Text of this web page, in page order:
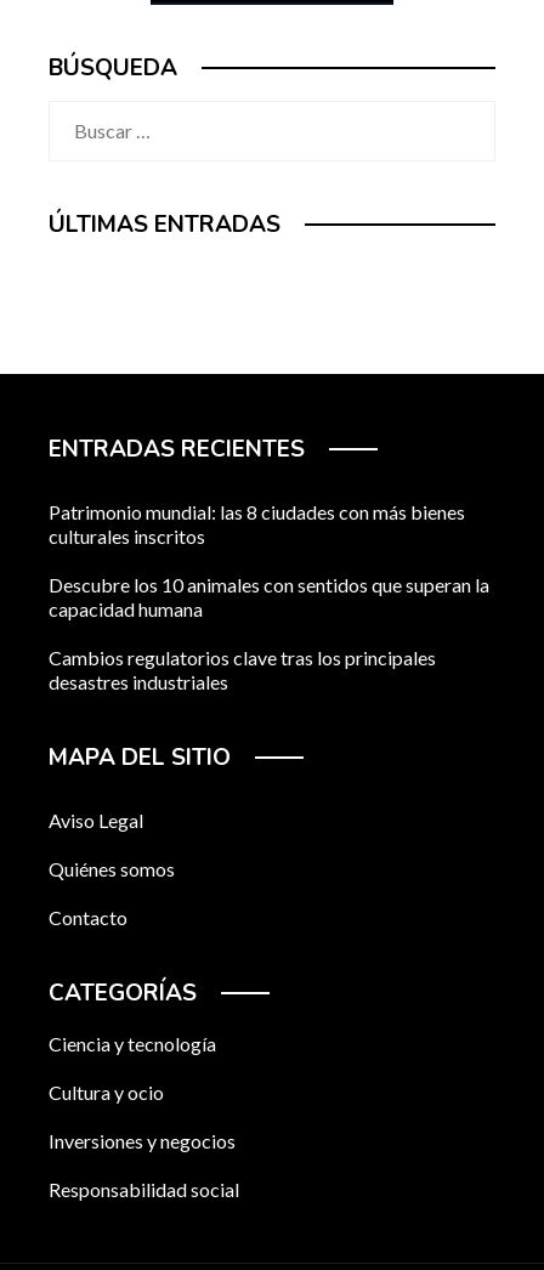
BÚSQUEDA
ÚLTIMAS ENTRADAS
ENTRADAS RECIENTES
Patrimonio mundial: las 8 ciudades con más bienes
culturales inscritos
Descubre los 10 animales con sentidos que superan la
capacidad humana
Cambios regulatorios clave tras los principales
desastres industriales
MAPA DEL SITIO
Aviso Legal
Quiénes somos
Contacto
CATEGORÍAS
Ciencia y tecnología
Cultura y ocio
Inversiones y negocios
Responsabilidad social